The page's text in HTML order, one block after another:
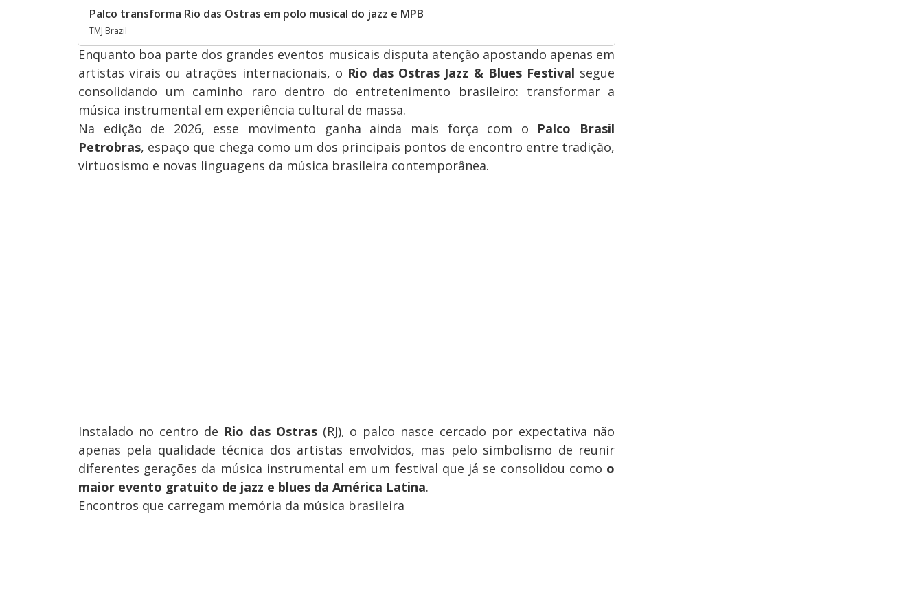
Palco transforma Rio das Ostras em polo musical do jazz e MPB
TMJ Brazil
Enquanto boa parte dos grandes eventos musicais disputa atenção apostando apenas em
artistas virais ou atrações internacionais, o Rio das Ostras Jazz & Blues Festival segue
consolidando um caminho raro dentro do entretenimento brasileiro: transformar a
música instrumental em experiência cultural de massa.
Na edição de 2026, esse movimento ganha ainda mais força com o Palco Brasil
Petrobras, espaço que chega como um dos principais pontos de encontro entre tradição,
virtuosismo e novas linguagens da música brasileira contemporânea.
Instalado no centro de Rio das Ostras (RJ), o palco nasce cercado por expectativa não
apenas pela qualidade técnica dos artistas envolvidos, mas pelo simbolismo de reunir
diferentes gerações da música instrumental em um festival que já se consolidou como o
maior evento gratuito de jazz e blues da América Latina.
Encontros que carregam memória da música brasileira